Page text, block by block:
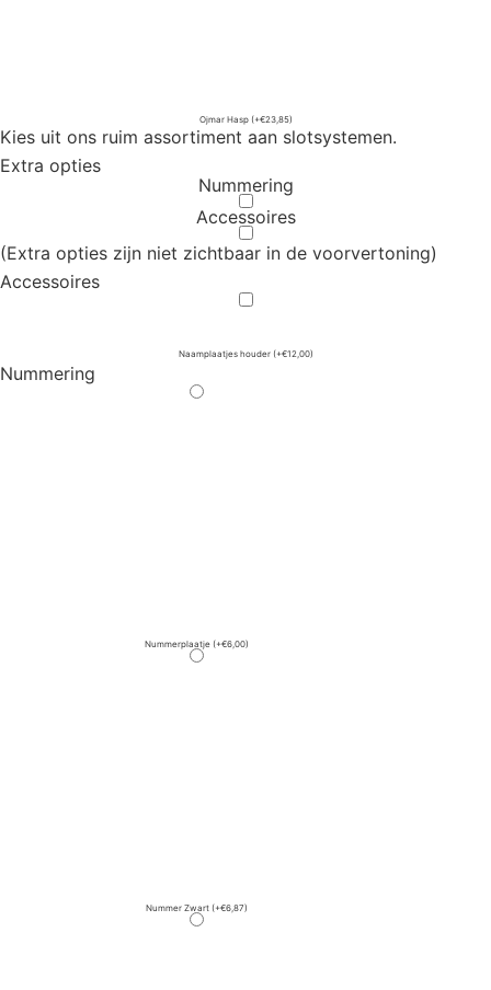
Ojmar Hasp (+€23,85)
Kies uit ons ruim assortiment aan slotsystemen.
Extra opties
Nummering
Accessoires
(Extra opties zijn niet zichtbaar in de voorvertoning)
Accessoires
Naamplaatjes houder (+€12,00)
Nummering
Nummerplaatje (+€6,00)
Nummer Zwart (+€6,87)